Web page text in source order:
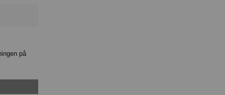
på